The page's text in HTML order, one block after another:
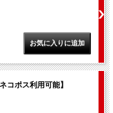
コポス利用可能】